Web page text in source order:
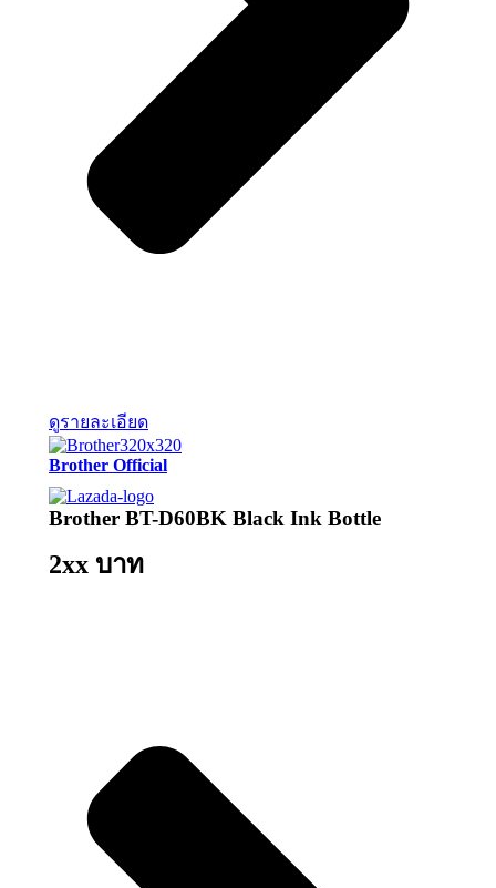
ดูรายละเอียด
Brother Official
Brother BT-D60BK Black Ink Bottle
2xx บาท